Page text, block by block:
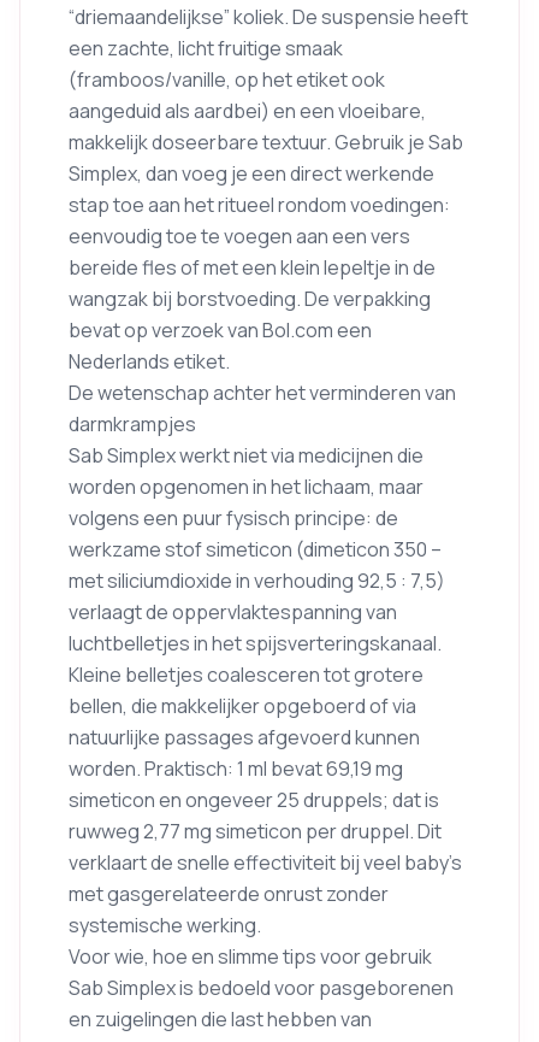
“driemaandelijkse” koliek. De suspensie heeft
een zachte, licht fruitige smaak
(framboos/vanille, op het etiket ook
aangeduid als aardbei) en een vloeibare,
makkelijk doseerbare textuur. Gebruik je Sab
Simplex, dan voeg je een direct werkende
stap toe aan het ritueel rondom voedingen:
eenvoudig toe te voegen aan een vers
bereide fles of met een klein lepeltje in de
wangzak bij borstvoeding. De verpakking
bevat op verzoek van Bol.com een
Nederlands etiket.
De wetenschap achter het verminderen van
darmkrampjes
Sab Simplex werkt niet via medicijnen die
worden opgenomen in het lichaam, maar
volgens een puur fysisch principe: de
werkzame stof simeticon (dimeticon 350 –
met siliciumdioxide in verhouding 92,5 : 7,5)
verlaagt de oppervlaktespanning van
luchtbelletjes in het spijsverteringskanaal.
Kleine belletjes coalesceren tot grotere
bellen, die makkelijker opgeboerd of via
natuurlijke passages afgevoerd kunnen
worden. Praktisch: 1 ml bevat 69,19 mg
simeticon en ongeveer 25 druppels; dat is
ruwweg 2,77 mg simeticon per druppel. Dit
verklaart de snelle effectiviteit bij veel baby’s
met gasgerelateerde onrust zonder
systemische werking.
Voor wie, hoe en slimme tips voor gebruik
Sab Simplex is bedoeld voor pasgeborenen
en zuigelingen die last hebben van